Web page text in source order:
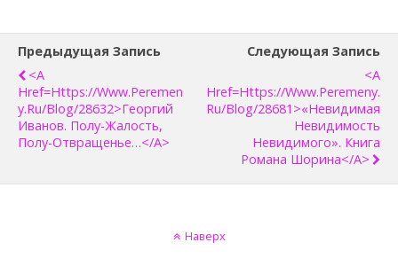
Предыдущая Запись
<a
Href=https://www.peremen
Y.ru/blog/28632>Георгий
Иванов. Полу-Жалость,
Полу-Отвращенье…</a>
Следующая Запись
<a
Href=https://www.peremeny.
Ru/blog/28681>«Невидимая
Невидимость
Невидимого». Книга
Романа Шорина</a>
Наверх